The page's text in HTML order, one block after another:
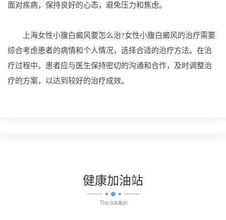
面对疾病，保持良好的心态，避免压力和焦虑。
上海女性小腹白癜风要怎么治?女性小腹白癜风的治疗需要
综合考虑患者的病情和个人情况，选择合适的治疗方法。在治
疗过程中，患者应与医生保持密切的沟通和合作，及时调整治
疗的方案，以达到较好的治疗成效。
健康加油站
The solution